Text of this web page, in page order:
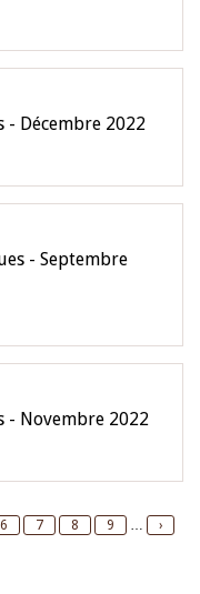
Décembre 2022
- Septembre
- Novembre 2022
Page
6 Page
7 Page
8 Page
9 …
Next
›